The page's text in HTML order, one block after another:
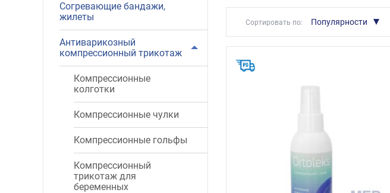
Cогревающие бандажи,
жилеты
Антиварикозный
компрессионный трикотаж
Компрессионные
колготки
Компрессионные чулки
Компрессионные гольфы
Компрессионный
трикотаж для
беременных
Сортировать по: Популярности